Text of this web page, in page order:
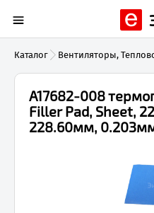
Каталог Вентиляторы,
A17682-008
Filler Pad, Sheet,
228.60мм,